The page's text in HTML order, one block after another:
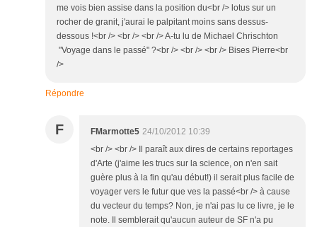
me vois bien assise dans la position du<br /> lotus sur un
rocher de granit, j'aurai le palpitant moins sans dessus-
dessous !<br /> <br /> <br /> A-tu lu de Michael Chrischton
"Voyage dans le passé" ?<br /> <br /> <br /> Bises Pierre<br
/>
Répondre
F FMarmotte5 24/10/2012 10:39
<br /> <br /> Il paraît aux dires de certains reportages
d'Arte (j'aime les trucs sur la science, on n'en sait
guère plus à la fin qu'au début!) il serait plus facile de
voyager vers le futur que ves la passé<br /> à cause
du vecteur du temps? Non, je n'ai pas lu ce livre, je le
note. Il semblerait qu'aucun auteur de SF n'a pu